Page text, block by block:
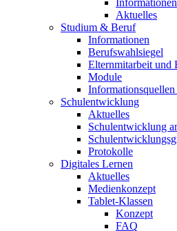
Informationen
Aktuelles
Studium & Beruf
Informationen
Berufswahlsiegel
Elternmitarbeit und
Module
Schulentwicklung
Aktuelles
Schulentwicklung
Protokolle
Digitales Lernen
Aktuelles
Medienkonzept
Tablet-Klassen
Konzept
FAQ